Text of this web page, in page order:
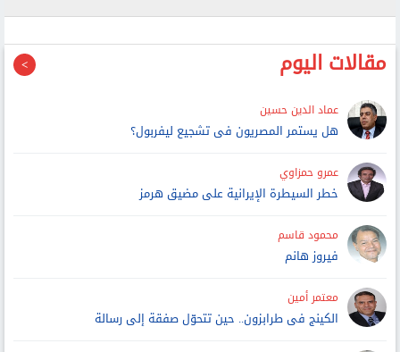
مقالات اليوم
عماد الدين حسين
هل يستمر المصريون فى تشجيع ليفربول؟
عمرو حمزاوي
خطر السيطرة الإيرانية على مضيق هرمز
محمود قاسم
فيروز هانم
معتمر أمين
الكينج فى طرابزون.. حين تتحوّل صفقة إلى رسالة